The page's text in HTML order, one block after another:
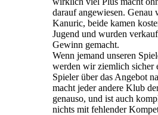
darauf angewiesen. Genau
Kanuric, beide kamen
Jugend und wurden
Gewinn gemacht.
Wenn jemand unseren
werden wir ziemlich sicher
Spieler über das Angebot
macht jeder andere Klub
genauso, und ist auch
nichts mit fehlender